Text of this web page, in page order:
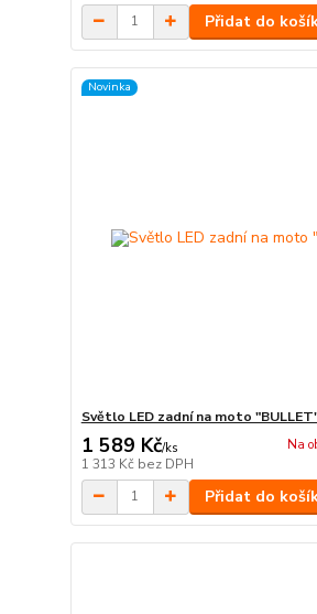
Přidat do
Novinka
Světlo LED zadní na moto
1 589 Kč/ks
1 313 Kč bez DPH
Na
Přidat do